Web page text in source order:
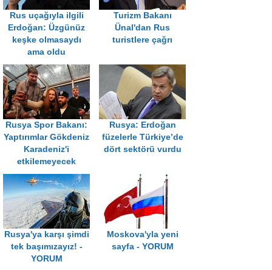
Rus uçağıyla ilgili
Erdoğan: Üzgünüz
keşke olmasaydı
ama oldu
Turizm Bakanı
Ünal'dan Rus
turistlere çağrı
Rusya Spor Bakanı:
Yaptırımlar Gökdeniz
Karadeniz'i
etkilemeyecek
Rusya: Erdoğan
füzelerle Türkiye’de
dört sektörü vurdu
Rusya'ya karşı şimdi
tek başımızayız! -
YORUM
Moskova'yla yeni
sayfa - YORUM